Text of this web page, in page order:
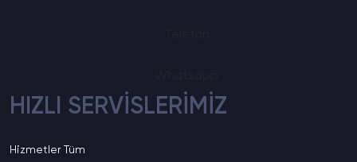
HIZLI SERVİSLERİMİZ
Hizmetler Tüm